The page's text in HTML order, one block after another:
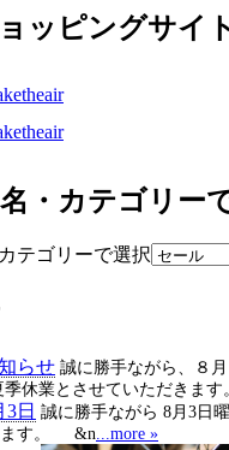
ッピングサイ
・カテゴリー
テゴリーで選択
らせ 誠に勝手ながら、８
季休業とさせていただきます
日 誠に勝手ながら 8月3日
ます。 &n...more »